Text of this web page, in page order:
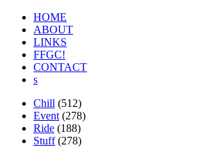
HOME
ABOUT
LINKS
FFGC!
CONTACT
s
Chill (512)
Event (278)
Ride (188)
Stuff(278)